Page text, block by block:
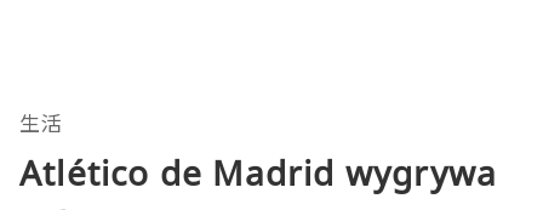
生活
Atlético de Madrid wygrywa